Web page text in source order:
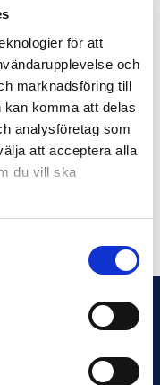
för att
och
marknadsföring till
komma att delas
analysföretag som
att acceptera alla
du vill ska
med
en själv. Det är bra
säger spelarna i
tar med sig från
nej, anmäl och
Dela på Twitter